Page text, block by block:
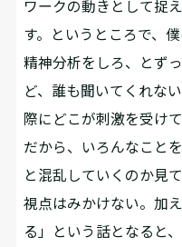
ワークの動きとして捉
す。というところで、
精神分析をしろ、とず
ど、誰も聞いてくれな
際にどこが刺激を受け
だから、いろんなこと
と混乱していくのか見
視点はみかけない。加
る」という話となると